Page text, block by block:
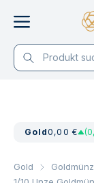
Gold0,00 €
Gold